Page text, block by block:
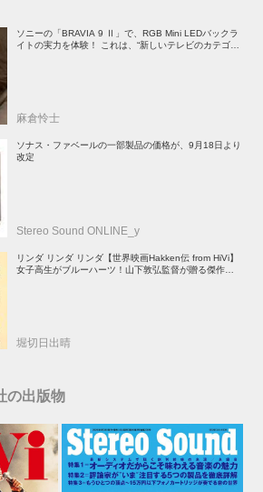
ソニーの「BRAVIA 9 Ⅱ」で、RGB Mini LEDバックラ
イトの実力を体験！ これは、“新しいテレビのカテゴリ
麻倉怜士
ソナス・ファベールの一部製品の価格が、9月18日より
改定
Stereo Sound ONLINE_y
リンダ リンダ リンダ【世界映画Hakken伝 from HiVi】
女子高生がブルーハーツ！山下敦弘監督が贈る傑作青春
堀切日出晴
の出版物